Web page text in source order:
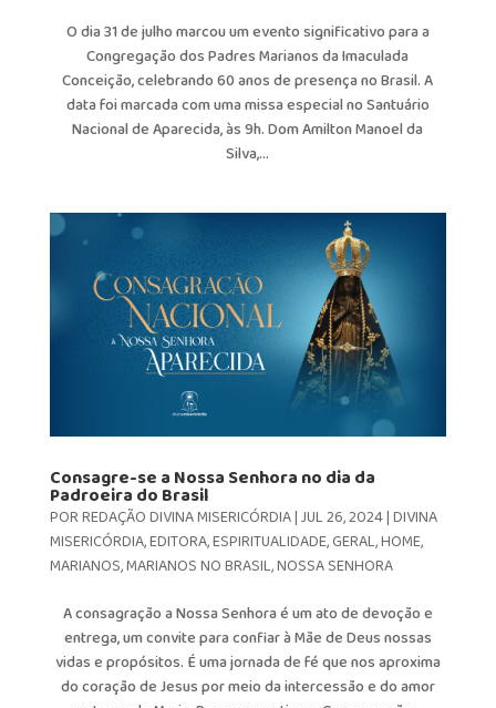
O dia 31 de julho marcou um evento significativo para a
Congregação dos Padres Marianos da Imaculada
Conceição, celebrando 60 anos de presença no Brasil. A
data foi marcada com uma missa especial no Santuário
Nacional de Aparecida, às 9h. Dom Amilton Manoel da
Silva,...
Consagre-se a Nossa Senhora no dia da
Padroeira do Brasil
PORREDAÇÃO DIVINA MISERICÓRDIA|JUL 26, 2024|DIVINA
MISERICÓRDIA,EDITORA,ESPIRITUALIDADE,GERAL,HOME,
MARIANOS,MARIANOS NO BRASIL,NOSSA SENHORA
A consagração a Nossa Senhora é um ato de devoção e
entrega, um convite para confiar à Mãe de Deus nossas
vidas e propósitos. É uma jornada de fé que nos aproxima
do coração de Jesus por meio da intercessão e do amor